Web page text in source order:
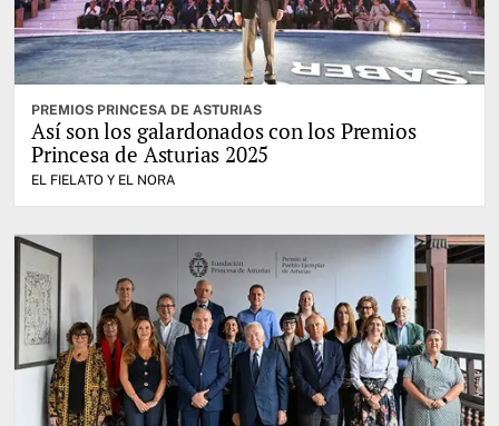
PREMIOS PRINCESA DE ASTURIAS
Así son los galardonados con los Premios
Princesa de Asturias 2025
EL FIELATO Y EL NORA